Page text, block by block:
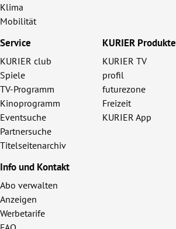
Klima
Mobilität
Service
KURIER club
Spiele
TV-Programm
Kinoprogramm
Eventsuche
Partnersuche
Titelseitenarchiv
KURIER Produkte
KURIER TV
profil
futurezone
Freizeit
KURIER App
Info und Kontakt
Abo verwalten
Anzeigen
Werbetarife